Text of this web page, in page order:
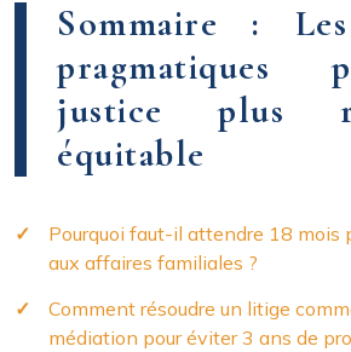
Sommaire :
pragmatiques
justice plus
équitable
Pourquoi faut-il attendre 18 mois
aux affaires familiales ?
Comment résoudre un litige
médiation pour éviter 3 ans de